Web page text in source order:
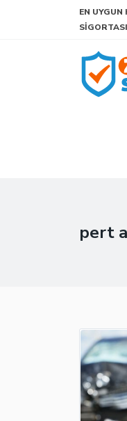
EN
SIGORTASI
pert